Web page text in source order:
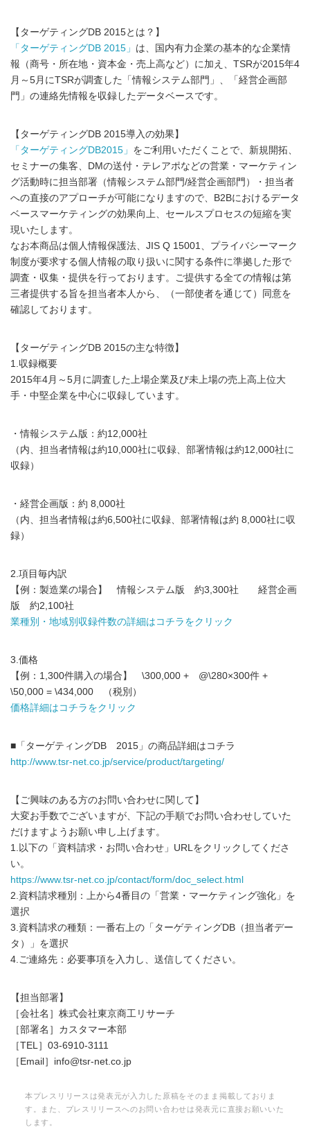
【ターゲティングDB 2015とは？】
「ターゲティングDB 2015」 は、国内有力企業の基本的な企業情
報（商号・所在地・資本金・売上高など）に加え、TSRが2015年4
月～5月にTSRが調査した「情報システム部門」、「経営企画部
門」の連絡先情報を収録したデータベースです。
【ターゲティングDB 2015導入の効果】
「ターゲティングDB2015」 をご利用いただくことで、新規開拓、
セミナーの集客、DMの送付・テレアポなどの営業・マーケティン
グ活動時に担当部署（情報システム部門/経営企画部門）・担当者
への直接のアプローチが可能になりますので、B2Bにおけるデータ
ベースマーケティングの効果向上、セールスプロセスの短縮を実
現いたします。
なお本商品は個人情報保護法、JIS Q 15001、プライバシーマーク
制度が要求する個人情報の取り扱いに関する条件に準拠した形で
調査・収集・提供を行っております。ご提供する全ての情報は第
三者提供する旨を担当者本人から、（一部使者を通じて）同意を
確認しております。
【ターゲティングDB 2015の主な特徴】
1.収録概要
2015年4月～5月に調査した上場企業及び未上場の売上高上位大
手・中堅企業を中心に収録しています。
・情報システム版：約12,000社
（内、担当者情報は約10,000社に収録、部署情報は約12,000社に
収録）
・経営企画版：約 8,000社
（内、担当者情報は約6,500社に収録、部署情報は約 8,000社に収
録）
2.項目毎内訳
【例：製造業の場合】 情報システム版 約3,300社 経営企画
版 約2,100社
業種別・地域別収録件数の詳細はコチラをクリック
3.価格
【例：1,300件購入の場合】 \300,000 + @\280×300件 +
\50,000 = \434,000 （税別）
価格詳細はコチラをクリック
■「ターゲティングDB 2015」の商品詳細はコチラ
http://www.tsr-net.co.jp/service/product/targeting/
【ご興味のある方のお問い合わせに関して】
大変お手数でございますが、下記の手順でお問い合わせしていた
だけますようお願い申し上げます。
1.以下の「資料請求・お問い合わせ」URLをクリックしてくださ
い。
https://www.tsr-net.co.jp/contact/form/doc_select.html
2.資料請求種別：上から4番目の「営業・マーケティング強化」を
選択
3.資料請求の種類：一番右上の「ターゲティングDB（担当者デー
タ）」を選択
4.ご連絡先：必要事項を入力し、送信してください。
【担当部署】
［会社名］株式会社東京商工リサーチ
［部署名］カスタマー本部
［TEL］03-6910-3111
［Email］info@tsr-net.co.jp
本プレスリリースは発表元が入力した原稿をそのまま掲載しておりま
す。また、プレスリリースへのお問い合わせは発表元に直接お願いいた
します。